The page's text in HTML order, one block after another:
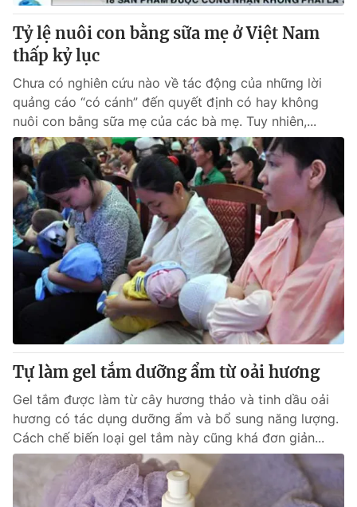
Tỷ lệ nuôi con bằng sữa mẹ ở Việt Nam
thấp kỷ lục
Chưa có nghiên cứu nào về tác động của những lời
quảng cáo “có cánh” đến quyết định có hay không
nuôi con bằng sữa mẹ của các bà mẹ. Tuy nhiên,...
Tự làm gel tắm dưỡng ẩm từ oải hương
Gel tắm được làm từ cây hương thảo và tinh dầu oải
hương có tác dụng dưỡng ẩm và bổ sung năng lượng.
Cách chế biến loại gel tắm này cũng khá đơn giản...